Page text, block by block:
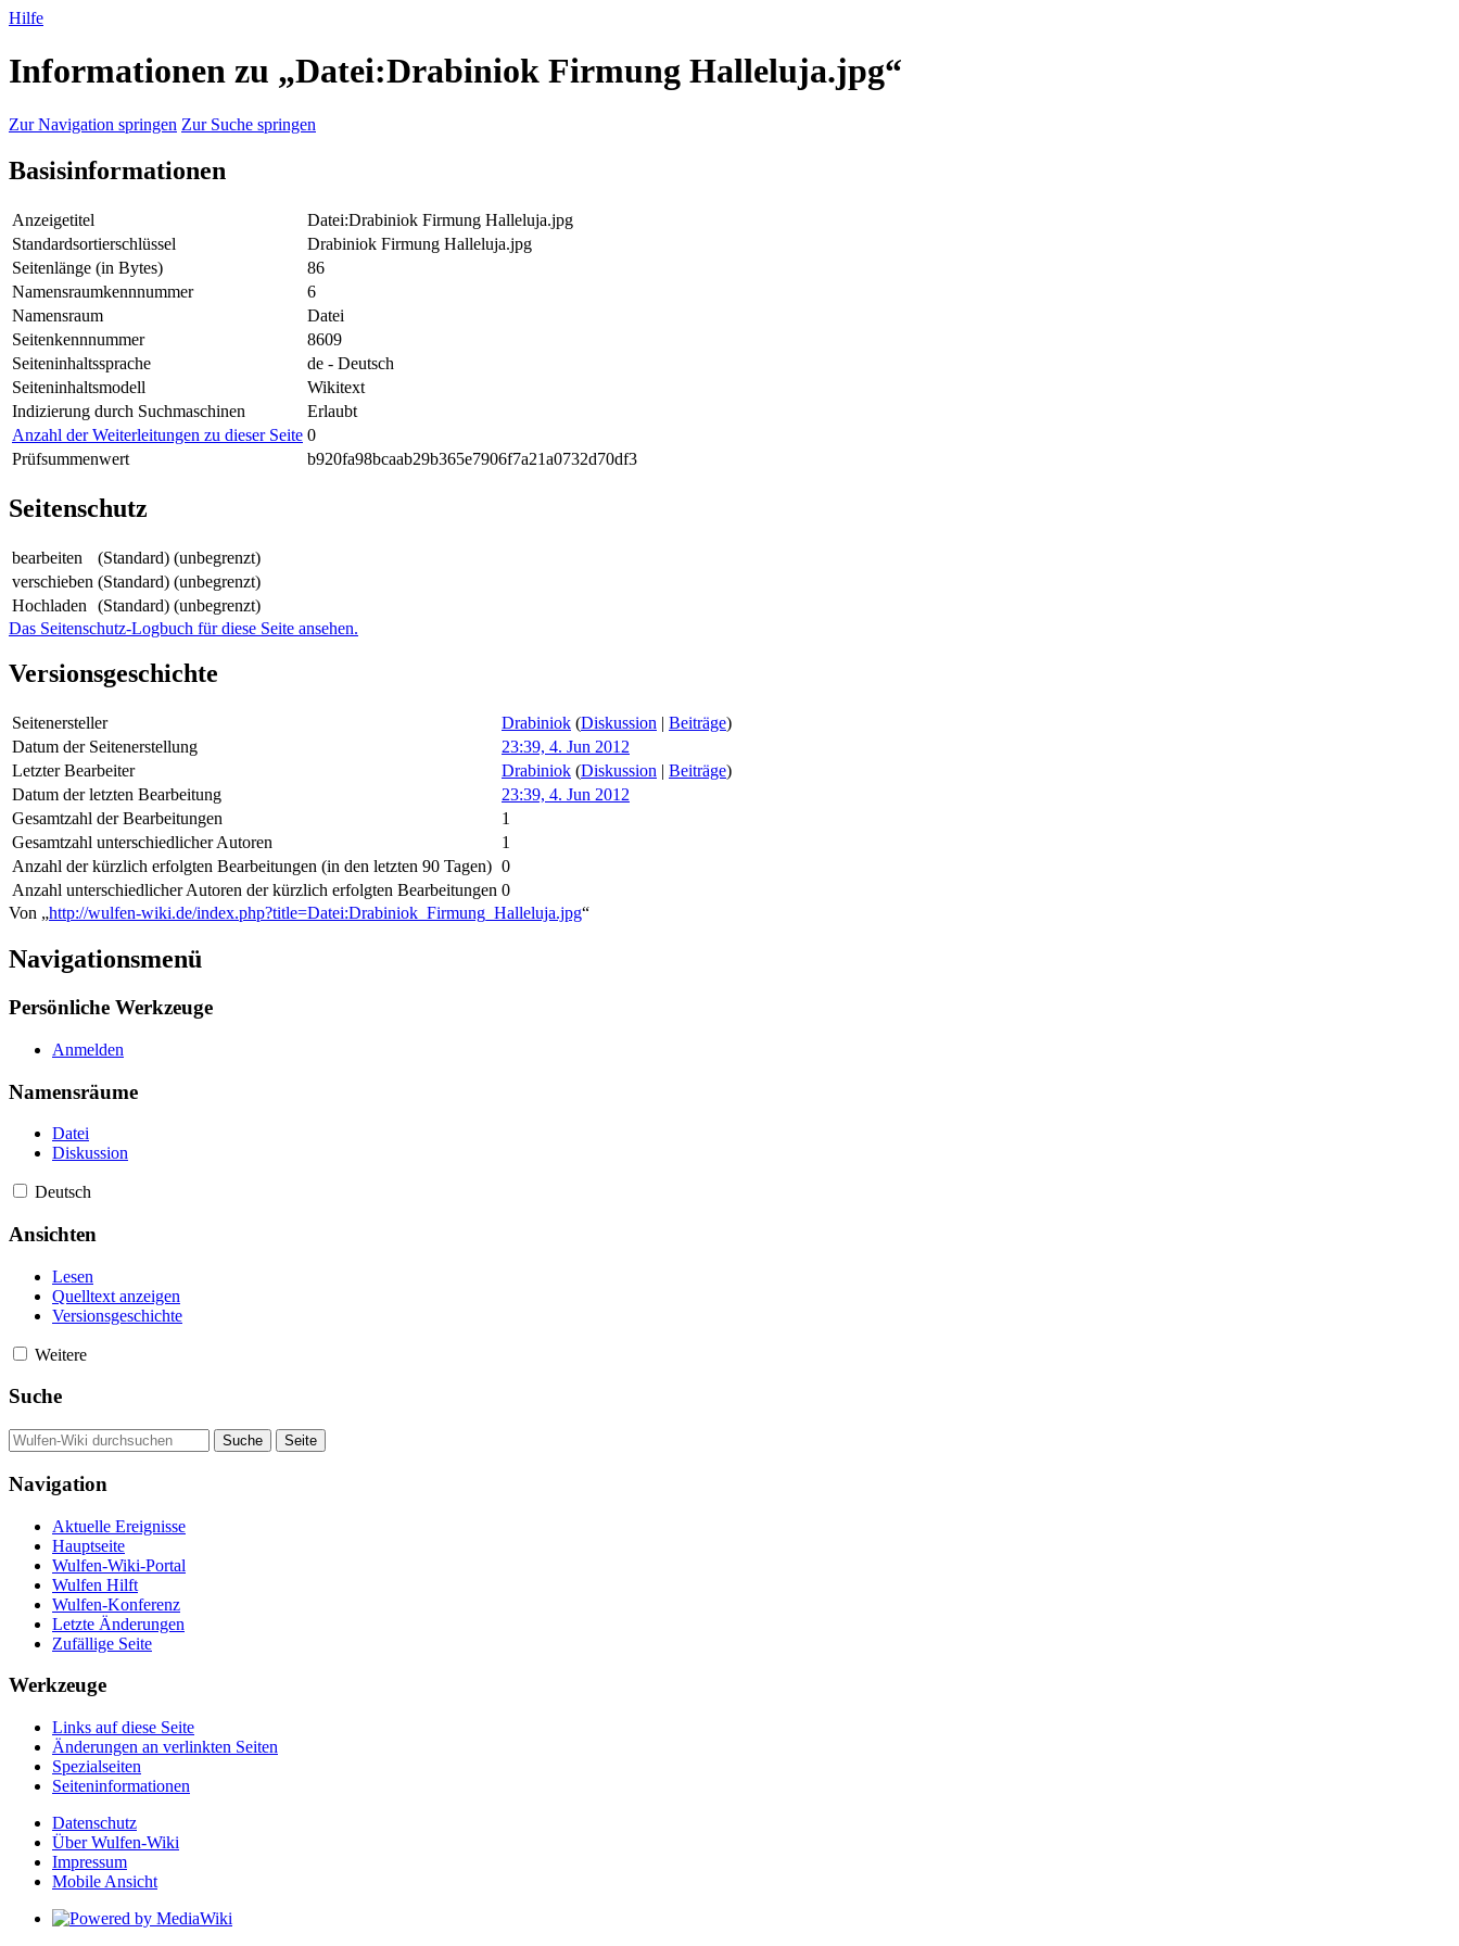
Hilfe
Informationen zu „Datei:Drabiniok Firmung Halleluja.jpg“
Zur Navigation springen Zur Suche springen
Basisinformationen
Anzeigetitel
Datei:Drabiniok Firmung Halleluja.jpg
Standardsortierschlüssel
Drabiniok Firmung Halleluja.jpg
Seitenlänge (in Bytes)
86
Namensraumkennnummer
6
Namensraum
Datei
Seitenkennnummer
8609
Seiteninhaltssprache
de - Deutsch
Seiteninhaltsmodell
Wikitext
Indizierung durch Suchmaschinen
Erlaubt
Anzahl der Weiterleitungen zu dieser Seite 0
Prüfsummenwert
b920fa98bcaab29b365e7906f7a21a0732d70df3
Seitenschutz
bearbeiten
(Standard) (unbegrenzt)
verschieben (Standard) (unbegrenzt)
Hochladen
(Standard) (unbegrenzt)
Das Seitenschutz-Logbuch für diese Seite ansehen.
Versionsgeschichte
Seitenersteller Drabiniok (Diskussion | Beiträge)
Datum der Seitenerstellung
23:39, 4. Jun 2012
Letzter Bearbeiter
Drabiniok (Diskussion | Beiträge)
Datum der letzten Bearbeitung
23:39, 4. Jun 2012
Gesamtzahl der Bearbeitungen
1
Gesamtzahl unterschiedlicher Autoren
1
Anzahl der kürzlich erfolgten Bearbeitungen (in den letzten 90 Tagen) 0
Anzahl unterschiedlicher Autoren der kürzlich erfolgten Bearbeitungen 0
Von „http://wulfen-wiki.de/index.php?title=Datei:Drabiniok_Firmung_Halleluja.jpg“
Navigationsmenü
Persönliche Werkzeuge
Anmelden
Namensräume
Datei
Diskussion
Deutsch
Ansichten
Lesen
Quelltext anzeigen
Versionsgeschichte
Weitere
Suche
Navigation
Aktuelle Ereignisse
Hauptseite
Wulfen-Wiki-Portal
Wulfen Hilft
Wulfen-Konferenz
Letzte Änderungen
Zufällige Seite
Werkzeuge
Links auf diese Seite
Änderungen an verlinkten Seiten
Spezialseiten
Seiten­­informationen
Datenschutz
Über Wulfen-Wiki
Impressum
Mobile Ansicht